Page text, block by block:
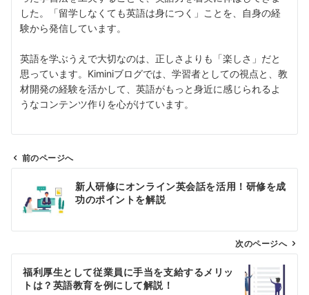
した。「留学しなくても英語は身につく」ことを、自身の経
験から発信しています。
英語を学ぶうえで大切なのは、正しさよりも「楽しさ」だと
思っています。Kiminiブログでは、学習者としての視点と、教
材開発の経験を活かして、英語がもっと身近に感じられるよ
うなコンテンツ作りを心がけています。
ビ
前のページへ
新人研修にオンライン英会話を活用！研修を成
功のポイントを解説
次のページへ
福利厚生として従業員に手当を支給するメリッ
トは？英語教育を例にして解説！